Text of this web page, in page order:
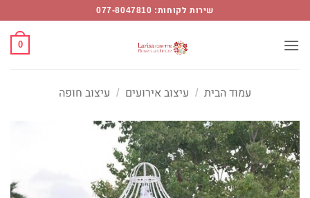
content
שירות לקוחות: 077-8047810
0
עמוד הבית / עיצוב אירועים / עיצוב חופה